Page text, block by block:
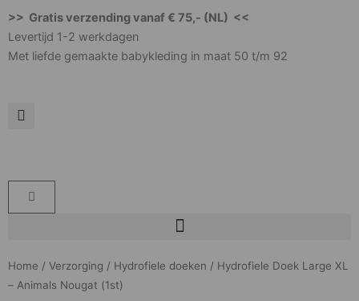
>> Gratis verzending vanaf € 75,- (NL) <<
Levertijd 1-2 werkdagen
Met liefde gemaakte babykleding in maat 50 t/m 92
Winkelwagen
Home / Verzorging / Hydrofiele doeken / Hydrofiele Doek Large XL
– Animals Nougat (1st)